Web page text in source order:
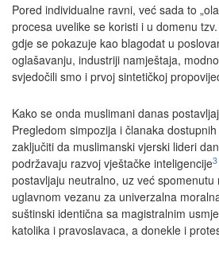
Pored individualne ravni, već sada to
procesa uvelike se koristi i u domenu
gdje se pokazuje kao blagodat u
oglašavanju, industriji namještaja,
svjedočili smo i prvoj sintetičkoj
Kako se onda muslimani danas
Pregledom simpozija i članaka
zaključiti da muslimanski vjerski lideri
podržavaju razvoj vještačke inteligencije3
postavljaju neutralno, uz već spomenutu
uglavnom vezanu za univerzalna
suštinski identična sa magistralnim
katolika i pravoslavaca, a donekle i